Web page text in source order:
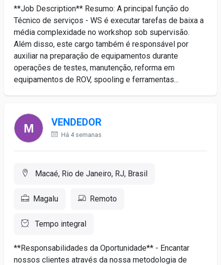
**Job Description** Resumo: A principal função do
Técnico de serviços - WS é executar tarefas de baixa a
média complexidade no workshop sob supervisão.
Além disso, este cargo também é responsável por
auxiliar na preparação de equipamentos durante
operações de testes, manutenção, reforma em
equipamentos de ROV, spooling e ferramentas...
VENDEDOR
Há 4 semanas
Macaé, Rio de Janeiro, RJ, Brasil
Magalu Remoto
Tempo integral
**Responsabilidades da Oportunidade** - Encantar
nossos clientes através da nossa metodologia de